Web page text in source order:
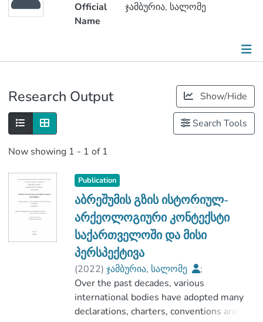
Official
Name
ჯამბურია, სალომე
Research Output Show/Hide
Search Tools
Now showing 1 - 1 of 1
Publication
აბრეშუმის გზის ისტორიულ-
არქეოლოგიური კონტექსტი
საქართველოში და მისი
პერსპექტივა
(2022) ჯამბურია, სალომე
;
ლიჩელი, ვახტანგ
;უილიამსი, თიმ
ჰუმანიტარულ მეცნიერებათა
ფაკულტეტი
Over the past decades, various
international bodies have adopted many
declarations, charters, conventions and